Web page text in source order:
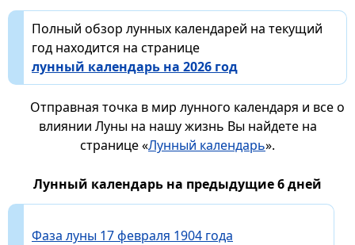
Полный обзор лунных календарей на текущий
год находится на странице
лунный календарь на 2026 год
Отправная точка в мир лунного календаря и все о
влиянии Луны на нашу жизнь Вы найдете на
странице «Лунный календарь».
Лунный календарь на предыдущие 6 дней
Фаза луны 17 февраля 1904 года